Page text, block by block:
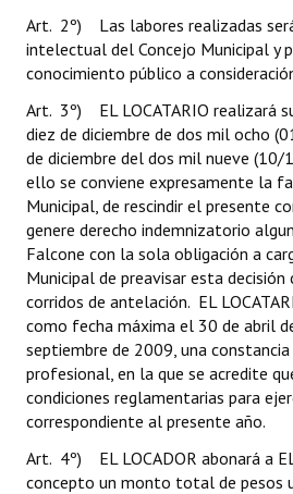
Art. 2º) Las labores realizadas
intelectual del Concejo Municipal y
conocimiento público a
Art. 3º) EL LOCATARIO realizará
diez de diciembre de dos mil ocho
de diciembre del dos mil nueve
ello se conviene expresamente la
Municipal, de rescindir el presente
genere derecho indemnizatorio
Falcone con la sola obligación a
Municipal de preavisar esta
corridos de antelación. EL
como fecha máxima el 30 de abril
septiembre de 2009, una
profesional, en la que se acredite
condiciones reglamentarias para
correspondiente al presente año.
Art. 4º) EL LOCADOR abonará a
concepto un monto total de pesos